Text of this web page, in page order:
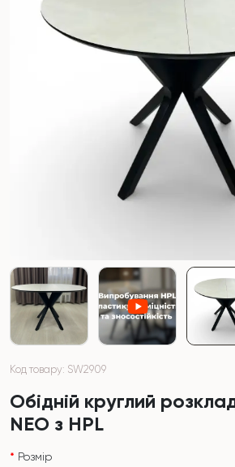
Код товару: SW2909
Обідній круглий
NEO з HPL
Розмір